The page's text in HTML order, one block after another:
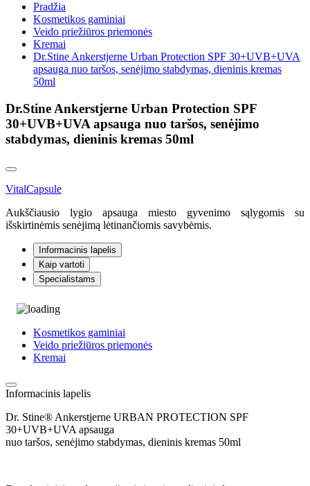
Pradžia
Kosmetikos gaminiai
Veido priežiūros priemonės
Kremai
Dr.Stine Ankerstjerne Urban Protection SPF 30+UVB+UVA
apsauga nuo taršos, senėjimo stabdymas, dieninis kremas
50ml
Dr.Stine Ankerstjerne Urban Protection SPF
30+UVB+UVA apsauga nuo taršos, senėjimo
stabdymas, dieninis kremas 50ml
VitalCapsule
Aukščiausio lygio apsauga miesto gyvenimo sąlygomis su
išskirtinėmis senėjimą lėtinančiomis savybėmis.
Informacinis lapelis
Kaip vartoti
Specialistams
Kosmetikos gaminiai
Veido priežiūros priemonės
Kremai
Informacinis lapelis
Dr. Stine® Ankerstjerne URBAN PROTECTION SPF
30+UVB+UVA apsauga
nuo taršos, senėjimo stabdymas, dieninis kremas 50ml